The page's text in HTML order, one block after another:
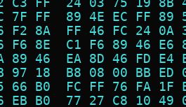
7F FF  89 4E EC FF
F2 8A  FF 46 FC 24
F6 8E  C1 F6 89 46
89 46  EA 8D 46 FD
97 18  B8 08 00 BB
66 B0  FC FF 76 FA
EB B0  77 27 C8 10